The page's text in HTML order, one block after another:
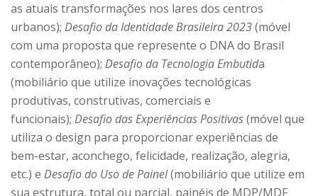
as atuais transformações nos lares dos centros
urbanos); Desafio da Identidade Brasileira 2023(móvel
com uma proposta que represente o DNA do Brasil
contemporâneo); Desafio da Tecnologia Embutida
(mobiliário que utilize inovações tecnológicas
produtivas, construtivas, comerciais e
funcionais); Desafio das Experiências Positivas(móvel que
utiliza o design para proporcionar experiências de
bem-estar, aconchego, felicidade, realização, alegria,
etc.) e Desafio do Uso de Painel(mobiliário que utilize em
sua estrutura, total ou parcial, painéis de MDP/MDF